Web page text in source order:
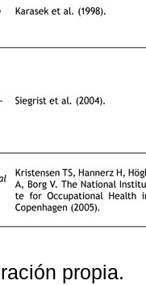
propia.